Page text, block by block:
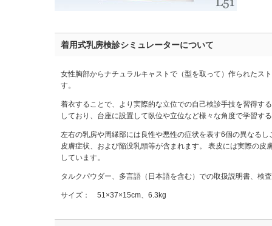
着用式乳房検診シミュレーターについて
女性胸部からナチュラルキャストで（型を取って）作られたス
す。
着衣することで、より実際的な立位での自己検診手技を習得す
しており、台座に設置して臥位や立位など様々な角度で学習す
左右の乳房や周縁部には良性や悪性の症状を表す6個の異なる
皮膚症状、および陥没乳頭等が含まれます。 表皮には実際の皮
しています。
タルクパウダー、多言語（日本語を含む）での取扱説明書、検
サイズ： 51×37×15cm、6.3kg